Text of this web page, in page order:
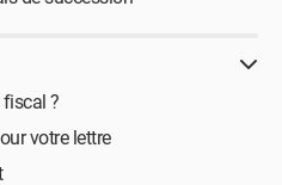
?
votre lettre